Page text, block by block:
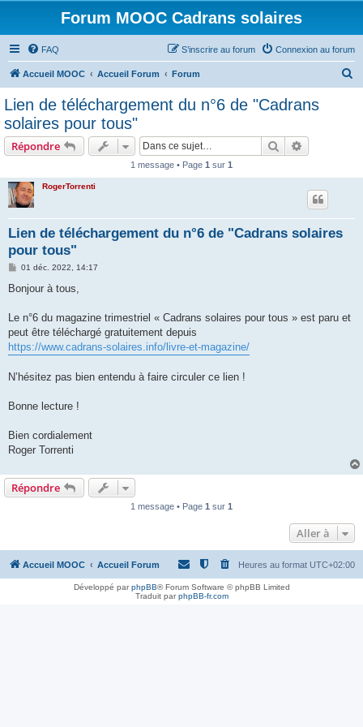
Forum MOOC Cadrans solaires
FAQ Connexion au forum
S’inscrire au forum
Accueil MOOC Accueil Forum Forum
Lien de téléchargement du n°6 de "Cadrans
solaires pour tous"
Répondre Rechercher
1 message • Page 1 sur 1
RogerTorrenti
Lien de téléchargement du n°6 de "Cadrans solaires
pour tous"
M
s
g
01 déc. 2022, 14:17
Bonjour à tous,
Le n°6 du magazine trimestriel « Cadrans solaires pour tous » est paru et
peut être téléchargé gratuitement depuis
https://www.cadrans-solaires.info/livre-et-magazine/
N’hésitez pas bien entendu à faire circuler ce lien !
Bonne lecture !
Bien cordialement
Roger Torrenti
Répondre
1 message • Page 1 sur 1
Aller à
Accueil MOOC Accueil Forum Heures au format UTC+02:00
Développé parphpBB® Forum Software © phpBB Limited
Traduit parphpBB-fr.com